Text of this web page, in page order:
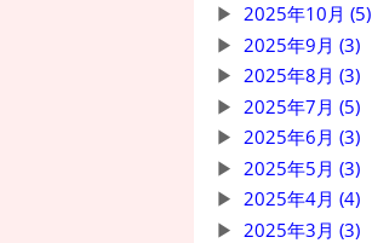
2025年10月 (5)
2025年9月 (3)
2025年8月 (3)
2025年7月 (5)
2025年6月 (3)
2025年5月 (3)
2025年4月 (4)
2025年3月 (3)